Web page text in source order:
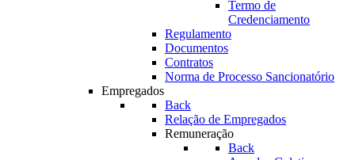
Termo de
Credenciamento
Regulamento
Documentos
Contratos
Norma de Processo Sancionatório
Empregados
Back
Relação de Empregados
Remuneração
Back